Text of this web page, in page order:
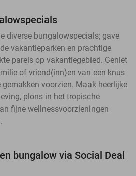
diverse bungalowspecials; gave
vakantieparken en prachtige
parels op vakantiegebied. Geniet
of vriend(inn)en van een knus
voorzien. Maak heerlijke
plons in het tropische
fijne wellnessvoorzieningen
bungalow via Social Deal